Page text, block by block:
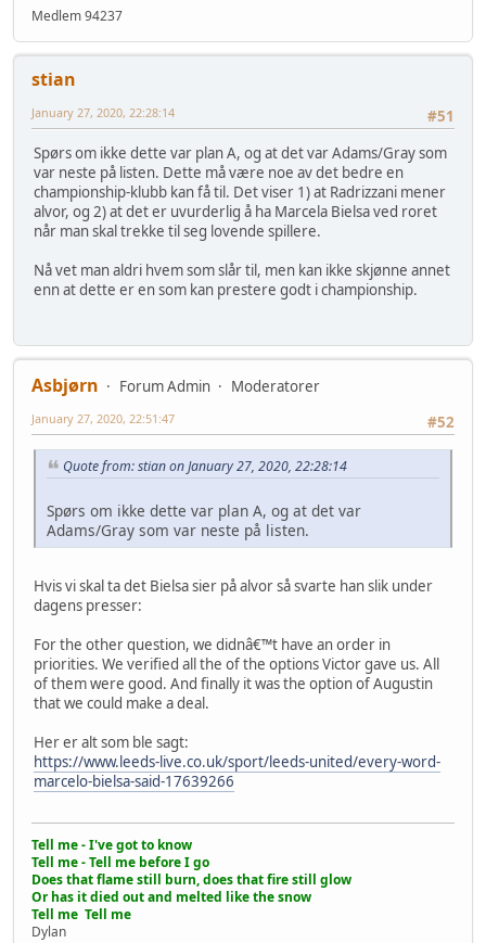
Medlem 94237
stian
#51
January 27, 2020, 22:28:14
Spørs om ikke dette var plan A, og at det var Adams/Gray som
var neste på listen. Dette må være noe av det bedre en
championship-klubb kan få til. Det viser 1) at Radrizzani mener
alvor, og 2) at det er uvurderlig å ha Marcela Bielsa ved roret
når man skal trekke til seg lovende spillere.
Nå vet man aldri hvem som slår til, men kan ikke skjønne annet
enn at dette er en som kan prestere godt i championship.
Asbjørn Forum Admin
Moderatorer
#52
January 27, 2020, 22:51:47
Quote from: stian on January 27, 2020, 22:28:14
Spørs om ikke dette var plan A, og at det var
Adams/Gray som var neste på listen.
Hvis vi skal ta det Bielsa sier på alvor så svarte han slik under
dagens presser:
For the other question, we didnâ€™t have an order in
priorities. We verified all the of the options Victor gave us. All
of them were good. And finally it was the option of Augustin
that we could make a deal.
Her er alt som ble sagt:
https://www.leeds-live.co.uk/sport/leeds-united/every-word-
marcelo-bielsa-said-17639266
Tell me - I've got to know
Tell me - Tell me before I go
Does that flame still burn, does that fire still glow
Or has it died out and melted like the snow
Tell me Tell me
Dylan